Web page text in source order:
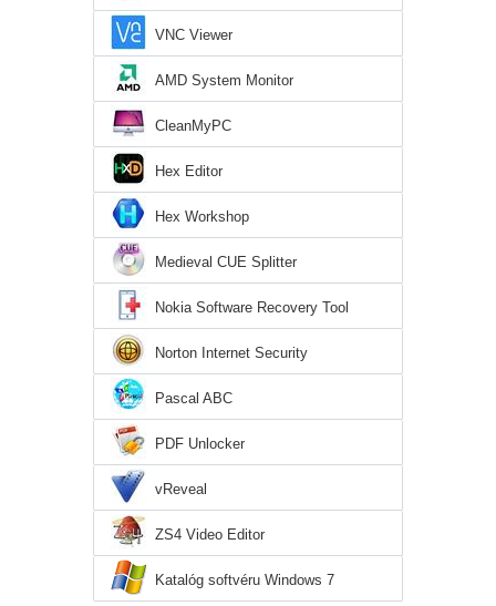
VNC Viewer
AMD System Monitor
CleanMyPC
Hex Editor
Hex Workshop
Medieval CUE Splitter
Nokia Software Recovery Tool
Norton Internet Security
Pascal ABC
PDF Unlocker
vReveal
ZS4 Video Editor
Katalóg softvéru Windows 7